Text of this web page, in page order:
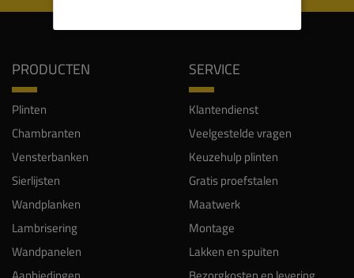
PRODUCTEN
Plinten
Chambranten
Vensterbanken
Sierlijsten
Wandplanken
Lambrisering
Wandpanelen
SERVICE
Klantendienst
Veelgestelde vragen
Keuzehulp plinten
Gratis proefstalen
Maatwerk
Montage
Lakken en spuiten